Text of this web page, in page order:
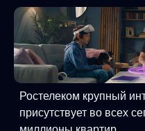
Ростелеком крупный
присутствует во всех